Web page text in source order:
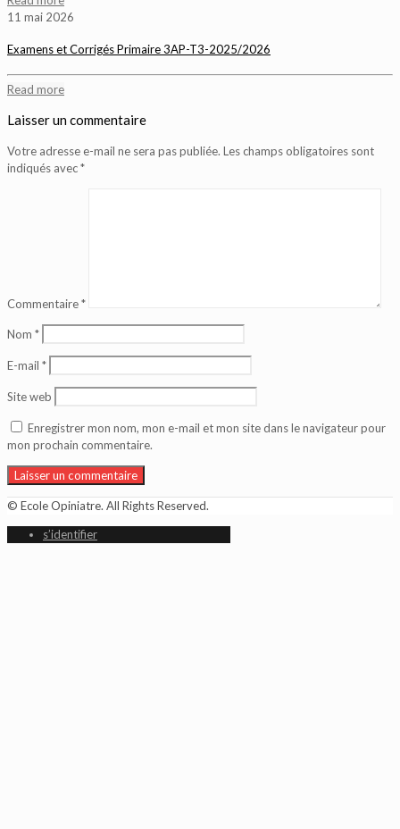
11 mai 2026
Examens et Corrigés Primaire 3AP-T3-2025/2026
Read more
Laisser un commentaire
Votre adresse e-mail ne sera pas publiée. Les champs obligatoires sont
indiqués avec*
Commentaire*
Nom *
E-mail *
Site web
Enregistrer mon nom, mon e-mail et mon site dans le navigateur pour
mon prochain commentaire.
© Ecole Opiniatre. All Rights Reserved.
s’identifier